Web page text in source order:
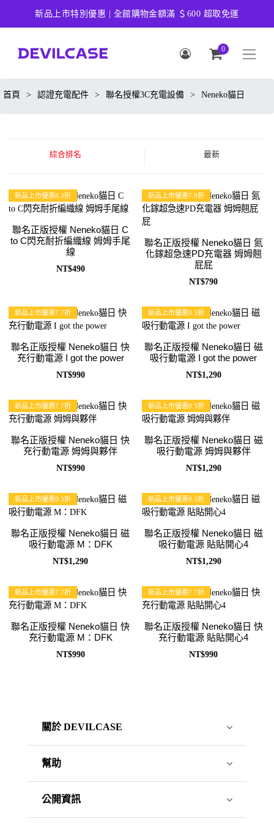
新品上市特別優惠 | 全館購物金額滿 ＄600 超取免運
0
首頁 > 認證充電配件 > 聯名授權3C充電設備 > Neneko貓日
綜合排名 最新
新品上市優惠8.3折
聯名正版授權 Neneko貓日 C
to C閃充耐折編織線 姆姆手尾
線
NT$490
新品上市優惠7.9折
聯名正版授權 Neneko貓日 氮
化鎵超急速PD充電器 姆姆翹
屁屁
NT$790
新品上市優惠7.7折
聯名正版授權 Neneko貓日 快
充行動電源 I got the power
NT$990
新品上市優惠9.3折
聯名正版授權 Neneko貓日 磁
吸行動電源 I got the power
NT$1,290
新品上市優惠7.7折
聯名正版授權 Neneko貓日 快
充行動電源 姆姆與夥伴
NT$990
新品上市優惠9.3折
聯名正版授權 Neneko貓日 磁
吸行動電源 姆姆與夥伴
NT$1,290
新品上市優惠9.3折
聯名正版授權 Neneko貓日 磁
吸行動電源 M：DFK
NT$1,290
新品上市優惠9.3折
聯名正版授權 Neneko貓日 磁
吸行動電源 貼貼開心4
NT$1,290
新品上市優惠7.7折
聯名正版授權 Neneko貓日 快
充行動電源 M：DFK
NT$990
新品上市優惠7.7折
聯名正版授權 Neneko貓日 快
充行動電源 貼貼開心4
NT$990
關於 DEVILCASE
幫助
公開資訊